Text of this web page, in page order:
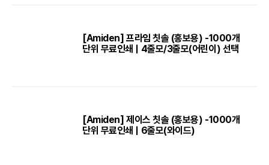
[Amiden] 프라임 칫솔 (홍보용) -1000개
단위 무료인쇄 | 4줄모/3줄모(어린이) 선택
[Amiden] 제이스 칫솔 (홍보용) -1000개
단위 무료인쇄 | 6줄모(와이드)